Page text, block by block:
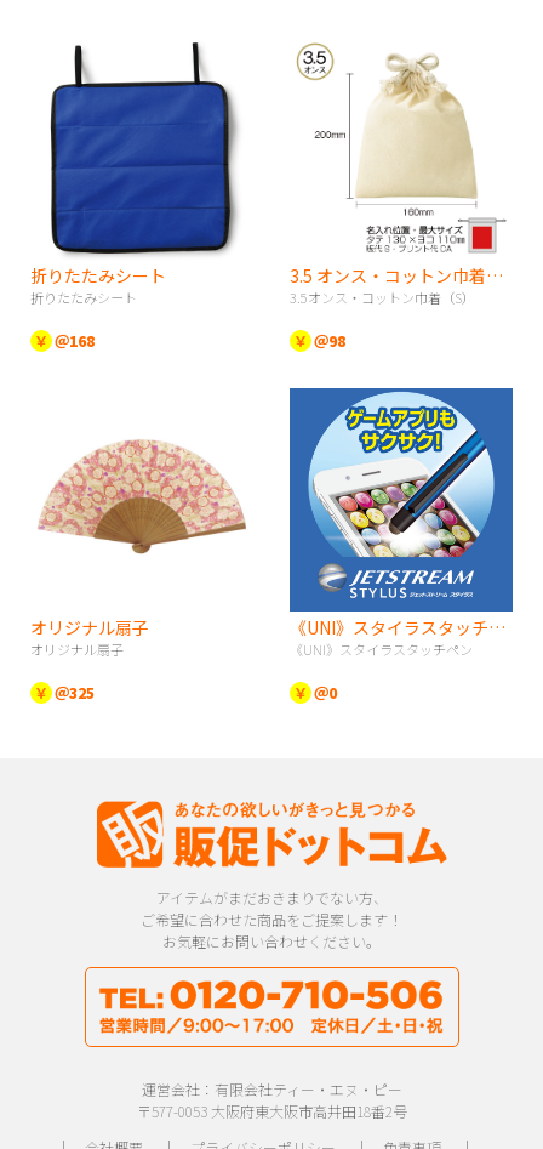
折りたたみシート
折りたたみシート
￥ ＠168
3.5 オンス・コットン巾着（S）
3.5オンス・コットン巾着（S）
￥ ＠98
オリジナル扇子
オリジナル扇子
￥ ＠325
《UNI》スタイラスタッチペン
《UNI》スタイラスタッチペン
￥ ＠0
アイテムがまだおきまりでない方、
ご希望に合わせた商品をご提案します！
お気軽にお問い合わせください。
運営会社：有限会社ティー・エヌ・ピー
〒577-0053 大阪府東大阪市高井田18番2号